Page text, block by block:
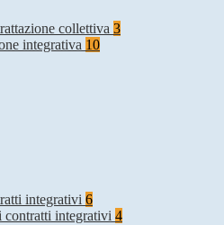
collettiva 3
integrativa 10
integrativi 6
contratti integrativi 4